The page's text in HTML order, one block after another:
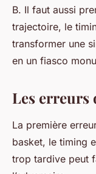
B. Il faut aussi
trajectoire, le
transformer une
en un fiasco
Les erreurs
La première
basket, le timing
trop tardive peut